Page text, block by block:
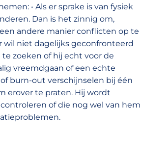
• Als er sprake is van fysiek
Dan is het zinnig om,
andere manier conflicten op te
wil niet dagelijks geconfronteerd
zoeken of hij echt voor de
vreemdgaan of een echte
burn-out verschijnselen bij één
erover te praten. Hij wordt
of die nog wel van hem